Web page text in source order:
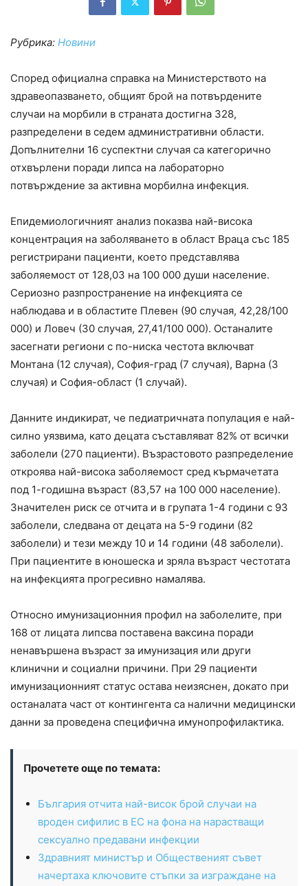
Рубрика: Новини
Според официална справка на Министерството на
здравеопазването, общият брой на потвърдените
случаи на морбили в страната достигна 328,
разпределени в седем административни области.
Допълнителни 16 суспектни случая са категорично
отхвърлени поради липса на лабораторно
потвърждение за активна морбилна инфекция.
Епидемиологичният анализ показва най-висока
концентрация на заболяването в област Враца със 185
регистрирани пациенти, което представлява
заболяемост от 128,03 на 100 000 души население.
Сериозно разпространение на инфекцията се
наблюдава и в областите Плевен (90 случая, 42,28/100
000) и Ловеч (30 случая, 27,41/100 000). Останалите
засегнати региони с по-ниска честота включват
Монтана (12 случая), София-град (7 случая), Варна (3
случая) и София-област (1 случай).
Данните индикират, че педиатричната популация е най-
силно уязвима, като децата съставляват 82% от всички
заболели (270 пациенти). Възрастовото разпределение
откроява най-висока заболяемост сред кърмачетата
под 1-годишна възраст (83,57 на 100 000 население).
Значителен риск се отчита и в групата 1-4 години с 93
заболели, следвана от децата на 5-9 години (82
заболели) и тези между 10 и 14 години (48 заболели).
При пациентите в юношеска и зряла възраст честотата
на инфекцията прогресивно намалява.
Относно имунизационния профил на заболелите, при
168 от лицата липсва поставена ваксина поради
ненавършена възраст за имунизация или други
клинични и социални причини. При 29 пациенти
имунизационният статус остава неизяснен, докато при
останалата част от контингента са налични медицински
данни за проведена специфична имунопрофилактика.
Прочетете още по темата:
България отчита най-висок брой случаи на
вроден сифилис в ЕС на фона на нарастващи
сексуално предавани инфекции
Здравният министър и Общественият съвет
начертаха ключовите стъпки за изграждане на